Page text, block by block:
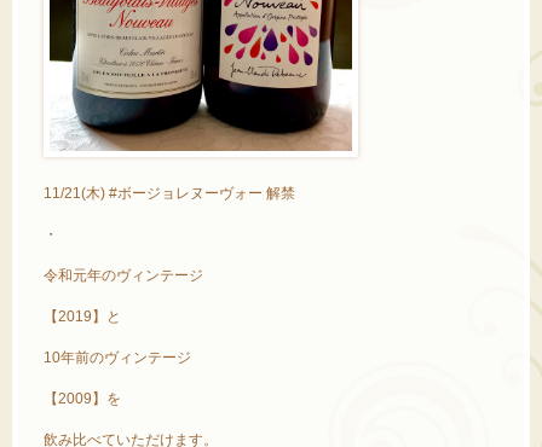
11/21(木) #ボージョレヌーヴォー 解禁
・
令和元年のヴィンテージ
【2019】と
10年前のヴィンテージ
【2009】を
飲み比べていただけます。